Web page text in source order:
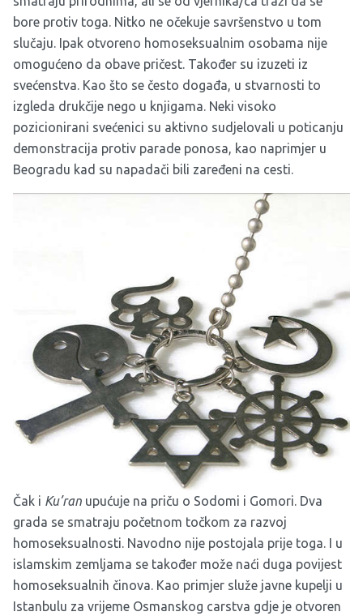
bore protiv toga. Nitko ne očekuje savršenstvo u tom
slučaju. Ipak otvoreno homoseksualnim osobama nije
omogućeno da obave pričest. Također su izuzeti iz
svećenstva. Kao što se često događa, u stvarnosti to
izgleda drukčije nego u knjigama. Neki visoko
pozicionirani svećenici su aktivno sudjelovali u poticanju
demonstracija protiv parade ponosa, kao naprimjer u
Beogradu kad su napadači bili zaređeni na cesti.
Čak i Ku’ran upućuje na priču o Sodomi i Gomori. Dva
grada se smatraju početnom točkom za razvoj
homoseksualnosti. Navodno nije postojala prije toga. I u
islamskim zemljama se također može naći duga povijest
homoseksualnih činova. Kao primjer služe javne kupelji u
Istanbulu za vrijeme Osmanskog carstva gdje je otvoren